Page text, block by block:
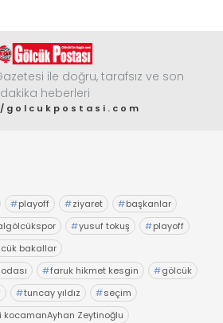
ile doğru, tarafsız ve son
dakika heberleri
#playoff #ziyaret #başkanlar
#yusuf tokuş #playoff
bakallar
#faruk hikmet kesgin #gölcük
#tuncay yıldız #seçim
kocamanAyhan Zeytinoğlu